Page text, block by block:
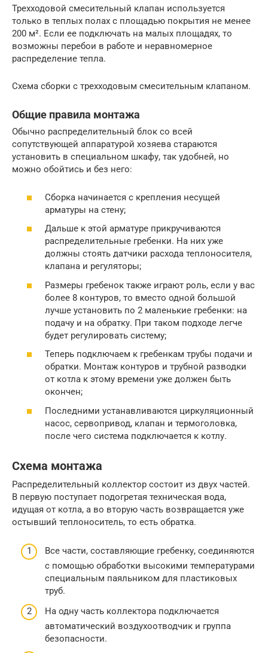
Трехходовой смесительный клапан используется
только в теплых полах с площадью покрытия не менее
200 м². Если ее подключать на малых площадях, то
возможны перебои в работе и неравномерное
распределение тепла.
Схема сборки с трехходовым смесительным клапаном.
Общие правила монтажа
Обычно распределительный блок со всей
сопутствующей аппаратурой хозяева стараются
установить в специальном шкафу, так удобней, но
можно обойтись и без него:
Сборка начинается с крепления несущей
арматуры на стену;
Дальше к этой арматуре прикручиваются
распределительные гребенки. На них уже
должны стоять датчики расхода теплоносителя,
клапана и регуляторы;
Размеры гребенок также играют роль, если у вас
более 8 контуров, то вместо одной большой
лучше установить по 2 маленькие гребенки: на
подачу и на обратку. При таком подходе легче
будет регулировать систему;
Теперь подключаем к гребенкам трубы подачи и
обратки. Монтаж контуров и трубной разводки
от котла к этому времени уже должен быть
окончен;
Последними устанавливаются циркуляционный
насос, сервопривод, клапан и термоголовка,
после чего система подключается к котлу.
Схема монтажа
Распределительный коллектор состоит из двух частей.
В первую поступает подогретая техническая вода,
идущая от котла, а во вторую часть возвращается уже
остывший теплоноситель, то есть обратка.
Все части, составляющие гребенку, соединяются
с помощью обработки высокими температурами
специальным паяльником для пластиковых
труб.
На одну часть коллектора подключается
автоматический воздухоотводчик и группа
безопасности.